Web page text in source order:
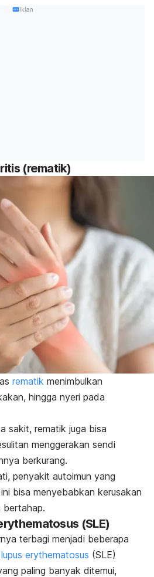
Iklan
(rematik)
rematik menimbulkan
hingga nyeri pada
sakit, rematik juga bisa
menggerakan sendi
berkurang.
penyakit autoimun yang
bisa menyebabkan kerusakan
bertahap.
(SLE)
terbagi menjadi beberapa
erythematosus (SLE)
paling banyak ditemui,